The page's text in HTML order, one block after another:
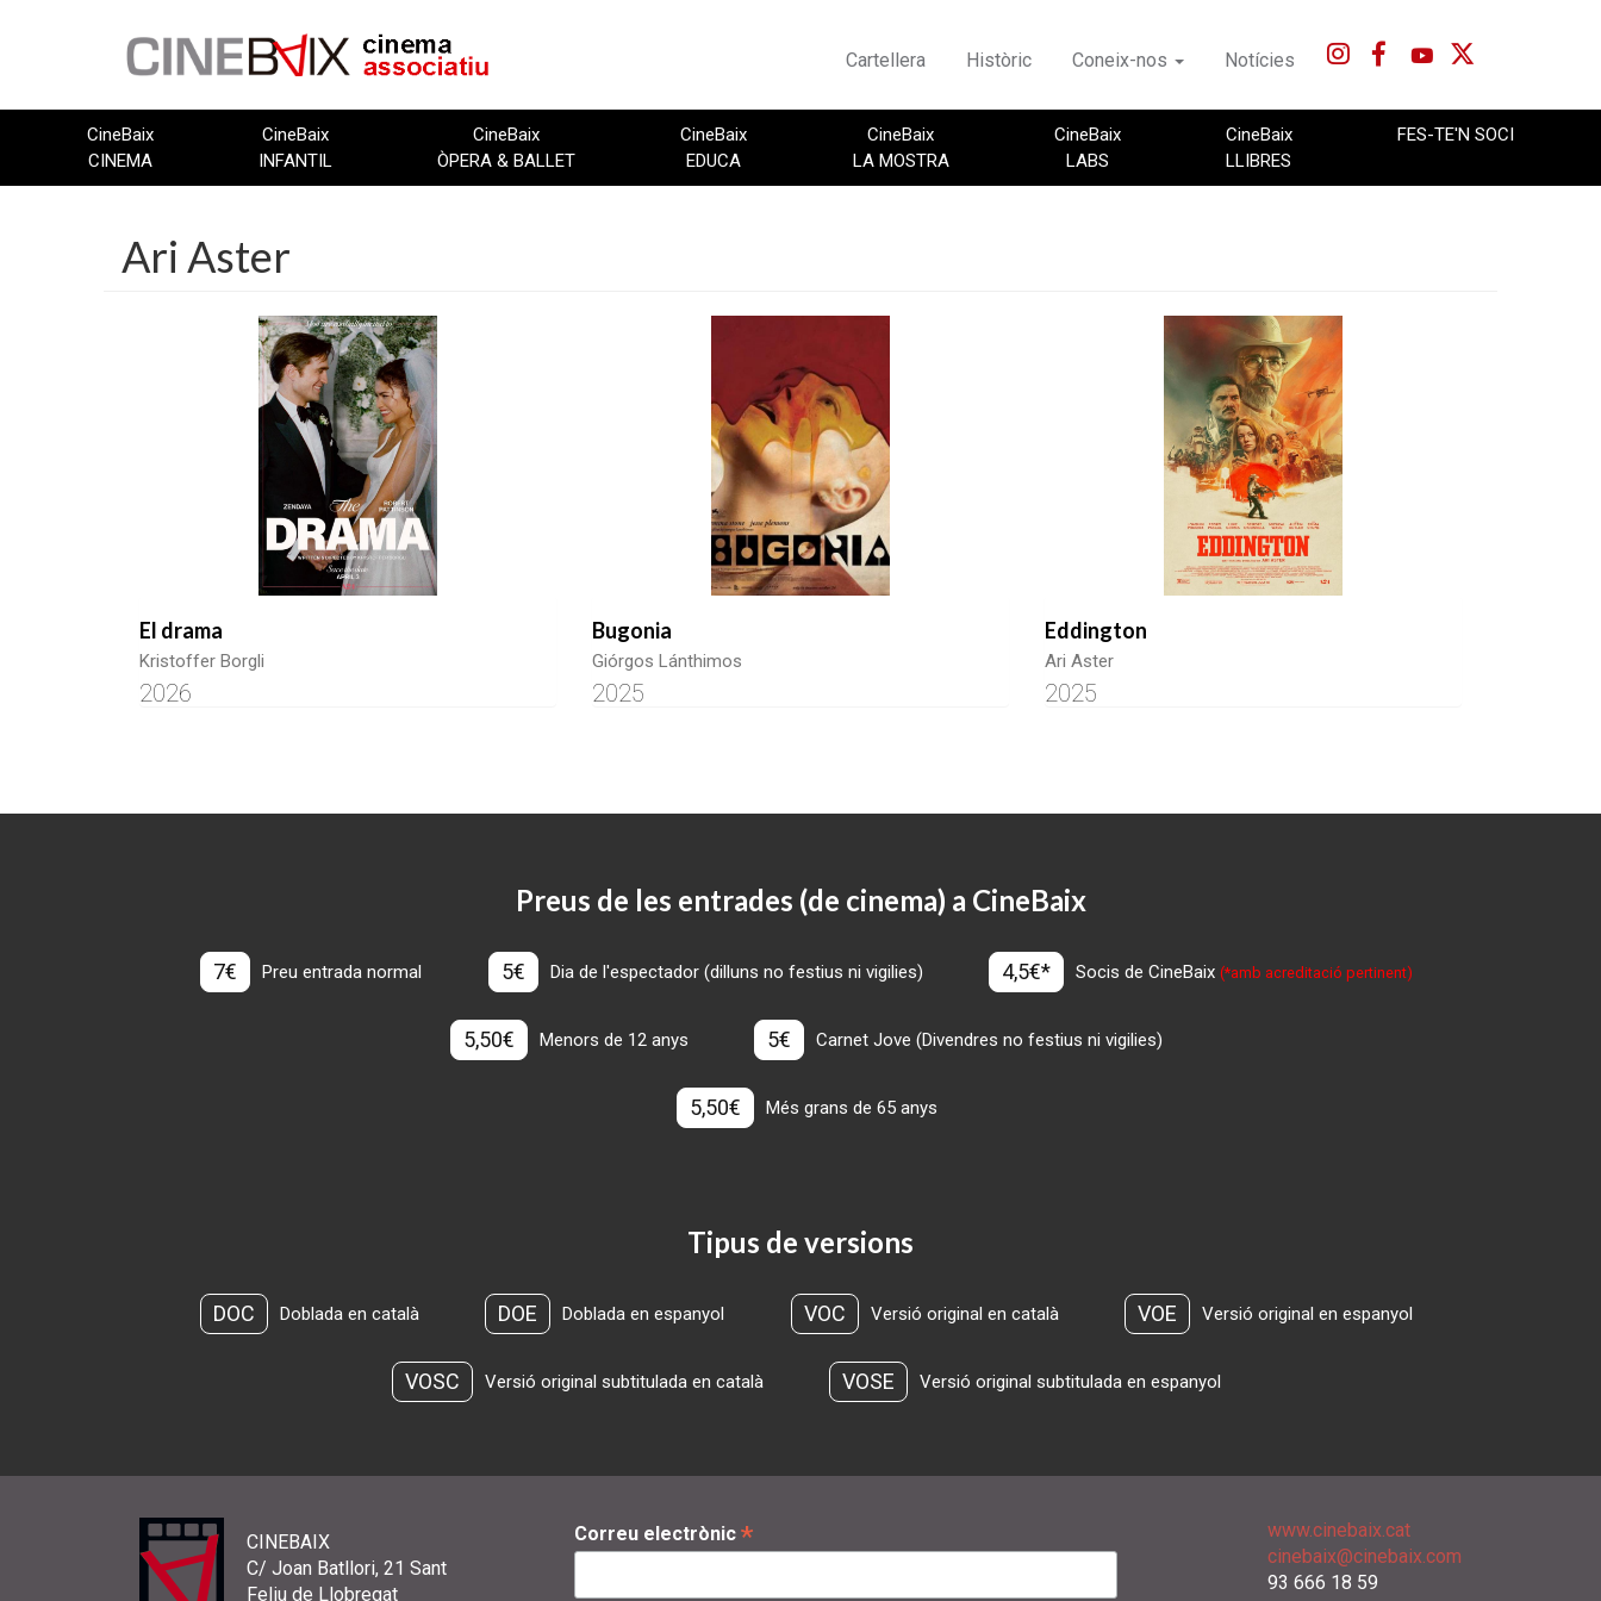
Cartellera Històric Coneix-nos Notícies
CineBaix
CINEMA
CineBaix
INFANTIL
CineBaix
ÒPERA & BALLET
CineBaix
EDUCA
CineBaix
LA MOSTRA
CineBaix
LABS
CineBaix
LLIBRES
FES-TE'N SOCI
Ari Aster
El drama
Kristoffer Borgli
2026
Bugonia
Giórgos Lánthimos
2025
Eddington
Ari Aster
2025
Preus de les entrades (de cinema) a CineBaix
7€ Preu entrada normal 5€ Dia de l'espectador (dilluns no festius ni vigilies) 4,5€* Socis de CineBaix(*amb acreditació pertinent)
5,50€ Menors de 12 anys 5€ Carnet Jove (Divendres no festius ni vigilies)
5,50€ Més grans de 65 anys
Tipus de versions
DOC Doblada en català DOE Doblada en espanyol VOC Versió original en català VOE Versió original en espanyol
VOSC Versió original subtitulada en català VOSE Versió original subtitulada en espanyol
CINEBAIX
C/ Joan Batllori, 21 Sant
Feliu de Llobregat
Correu electrònic *
www.cinebaix.cat
cinebaix@cinebaix.com
93 666 18 59